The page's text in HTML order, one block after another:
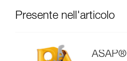
Presente nell'articolo
ASAP®